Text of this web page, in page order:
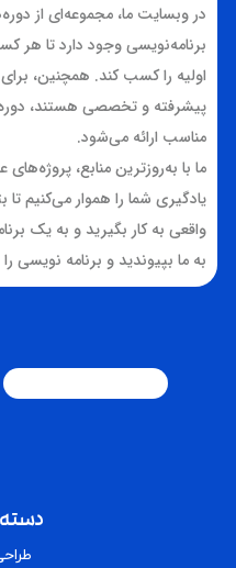
در وبسایت ما، مجموعه‌ای از
برنامه‌نویسی وجود دارد تا هر
اولیه را کسب کند. همچنین،
پیشرفته و تخصصی هستند،
مناسب ارائه می‌شود.
ما با به‌روزترین منابع،
یادگیری شما را هموار می‌کنیم تا
واقعی به کار بگیرید و به یک
به ما بپیوندید و برنامه نویسی